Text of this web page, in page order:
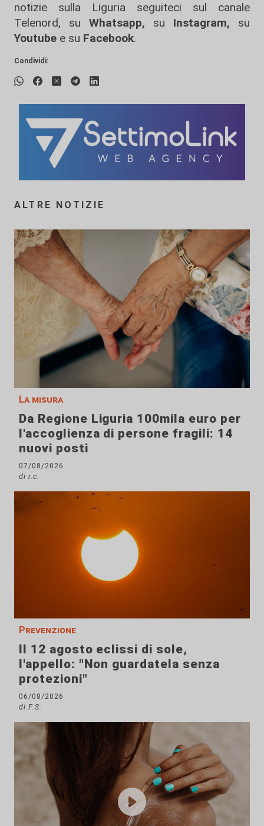
notizie sulla Liguria seguiteci sul canale
Telenord, su
Whatsapp, su Instagram, su
Youtube e su Facebook.
Condividi:
ALTRE NOTIZIE
La misura
Da Regione Liguria 100mila euro per
l'accoglienza di persone fragili: 14
nuovi posti
07/08/2026
di r.c.
Prevenzione
Il 12 agosto eclissi di sole,
l'appello: "Non guardatela senza
protezioni"
06/08/2026
di F.S.